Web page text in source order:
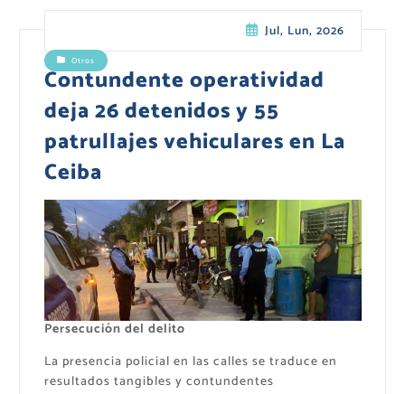
Jul, Lun, 2026
Otros
Contundente operatividad
deja 26 detenidos y 55
patrullajes vehiculares en La
Ceiba
Persecución del delito
La presencia policial en las calles se traduce en
resultados tangibles y contundentes